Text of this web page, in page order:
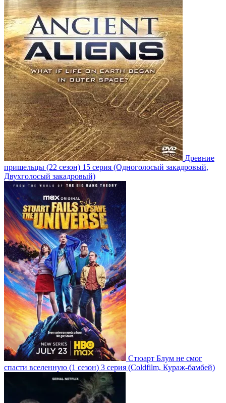
Древние
пришельцы (22 сезон) 15 серия (Одноголосый закадровый,
Двухголосый закадровый)
Стюарт Блум не смог
спасти вселенную (1 сезон) 3 серия (Coldfilm, Кураж-бамбей)